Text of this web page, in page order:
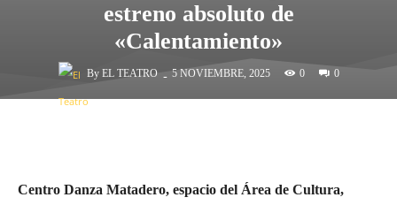
estreno absoluto de
«Calentamiento»
By EL TEATRO - 5 NOVIEMBRE, 2025 0 0
Centro Danza Matadero, espacio del Área de Cultura,